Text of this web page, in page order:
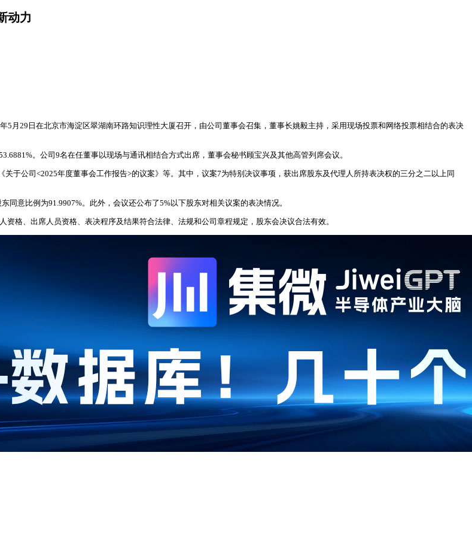
动力
月29日在北京市海淀区翠湖南环路知识理性大厦召开，由公司董事会召集，董事长姚毅主持，采用现场投票和网络投票相结合的表决
。公司9名在任董事以现场与通讯相结合方式出席，董事会秘书顾宝兴及其他高管列席会议。
于公司<2025年度董事会工作报告>的议案》等。其中，议案7为特别决议事项，获出席股东及代理人所持表决权的三分之二以上同
意比例为91.9907%。此外，会议还公布了5%以下股东对相关议案的表决情况。
格、出席人员资格、表决程序及结果符合法律、法规和公司章程规定，股东会决议合法有效。